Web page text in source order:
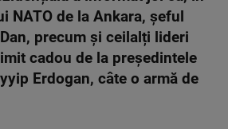
NATO de la Ankara, șeful
precum și ceilalți lideri
cadou de la președintele
Erdogan, câte o armă de